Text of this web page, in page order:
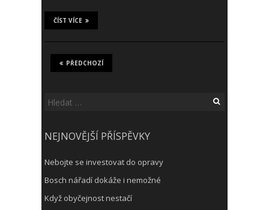
ČÍST VÍCE
PŘEDCHOZÍ
Vyhledávání
NEJNOVĚJŠÍ PŘÍSPĚVKY
Nebojte se investovat do opravy
Bosch nářadí dokáže i nemožné
Když obyčejnost nestačí